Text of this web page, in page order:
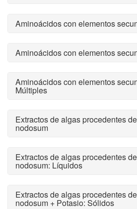
Aminoácidos con elementos
Aminoácidos con elementos
Aminoácidos con elementos
Múltiples
Extractos de algas procedentes
nodosum
Extractos de algas procedentes
nodosum: Líquidos
Extractos de algas procedentes
nodosum + Potasio: Sólidos